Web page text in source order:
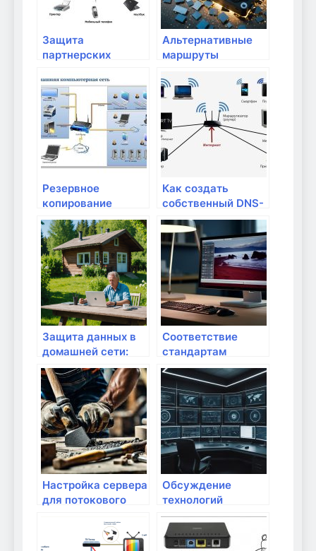
Защита
партнерских
устройств от
кибератак
Альтернативные
маршруты
условиях кризиса
Резервное
копирование
данных и их
защита от потери
Как создать
собственный DNS-
сервер в домашних
условиях?
Защита данных в
домашней сети:
ваш личный гайд
Соответствие
стандартам
интернета в
домашних
условиях
Настройка сервера
для потокового
условиях
Обсуждение
технологий
анализа интернета
в домашних
условиях